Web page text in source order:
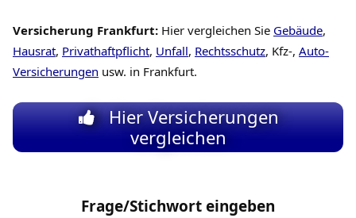
Versicherung Frankfurt: Hier vergleichen Sie Gebäude,
Hausrat, Privathaftpflicht, Unfall, Rechtsschutz, Kfz-, Auto-
Versicherungen usw. in Frankfurt.
Hier Versicherungen
vergleichen
Frage/Stichwort eingeben